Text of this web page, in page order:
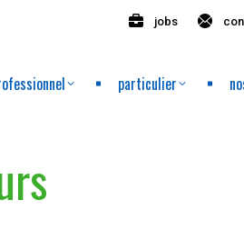
jobs
particulier